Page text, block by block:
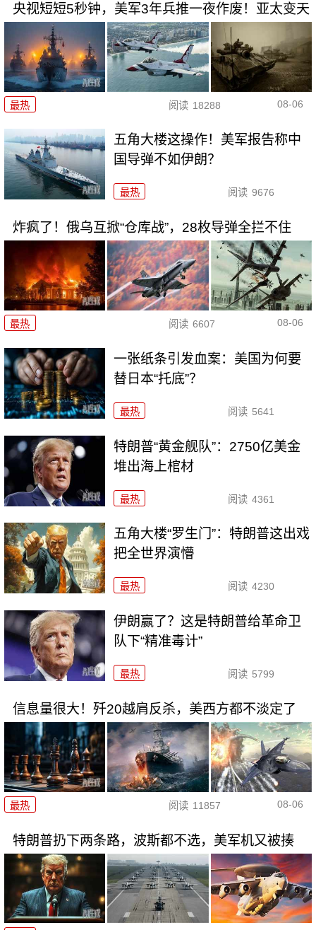
央视短短5秒钟，美军3年兵推一夜作废！亚太变天
最热 阅读 18288 08-06
五角大楼这操作！美军报告称中
国导弹不如伊朗？
最热 阅读 9676
炸疯了！俄乌互掀“仓库战”，28枚导弹全拦不住
最热 阅读 6607 08-06
一张纸条引发血案：美国为何要
替日本“托底”？
最热 阅读 5641
特朗普“黄金舰队”：2750亿美金
堆出海上棺材
最热 阅读 4361
五角大楼“罗生门”：特朗普这出戏
把全世界演懵
最热 阅读 4230
伊朗赢了？这是特朗普给革命卫
队下“精准毒计”
最热 阅读 5799
信息量很大！歼20越肩反杀，美西方都不淡定了
最热 阅读 11857 08-06
特朗普扔下两条路，波斯都不选，美军机又被揍